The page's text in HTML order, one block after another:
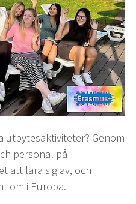
Genom
personal på
att lära sig av, och
om i Europa.